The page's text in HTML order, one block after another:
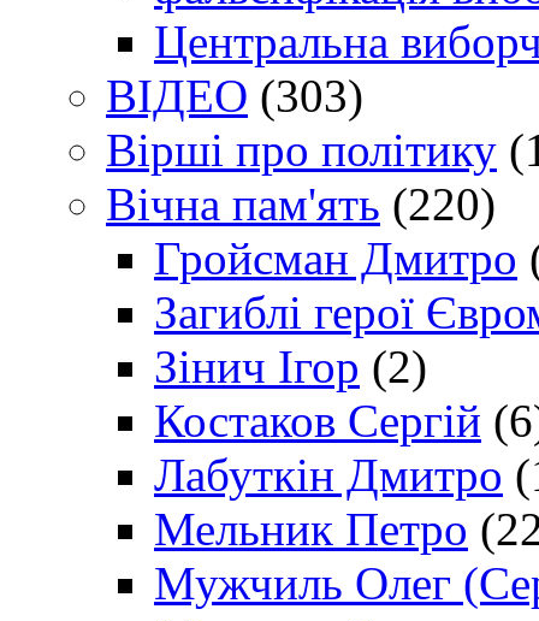
Центральна
ВІДЕО (303)
Вірші про політику
Вічна пам'ять (220)
Гройсман Дмитро
Загиблі герої
Зінич Ігор (2)
Костаков Сергій
Лабуткін Дмитро
Мельник Петро
Мужчиль Олег